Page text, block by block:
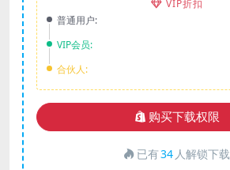
VIP折扣
普通用户:
VIP会员:
合伙人:
购买下载权限
已有34 人解锁下载